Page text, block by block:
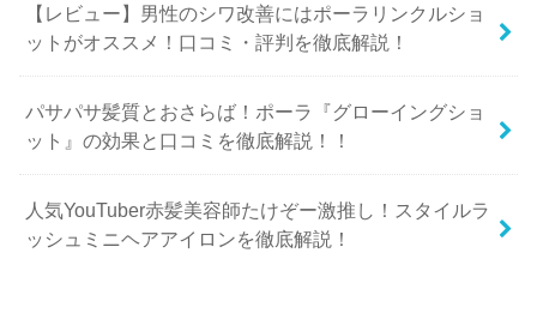
【レビュー】男性のシワ改善にはポーラリンクルショ
ットがオススメ！口コミ・評判を徹底解説！
パサパサ髪質とおさらば！ポーラ『グローイングショ
ット』の効果と口コミを徹底解説！！
人気YouTuber赤髪美容師たけぞー激推し！スタイルラ
ッシュミニヘアアイロンを徹底解説！